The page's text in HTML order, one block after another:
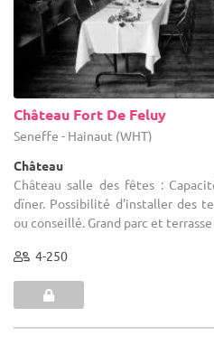
Château Fort De Feluy
Seneffe - Hainaut (WHT)
Château
Château salle des fêtes :
dïner. Possibilité d'installer des
ou conseillé. Grand parc et
4-250